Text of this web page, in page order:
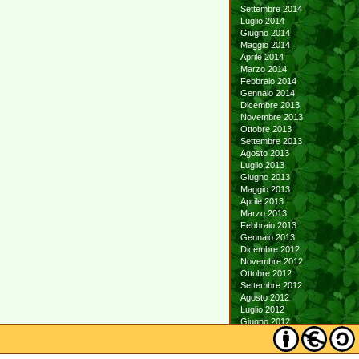
Settembre 2014
Luglio 2014
Giugno 2014
Maggio 2014
Aprile 2014
Marzo 2014
Febbraio 2014
Gennaio 2014
Dicembre 2013
Novembre 2013
Ottobre 2013
Settembre 2013
Agosto 2013
Luglio 2013
Giugno 2013
Maggio 2013
Aprile 2013
Marzo 2013
Febbraio 2013
Gennaio 2013
Dicembre 2012
Novembre 2012
Ottobre 2012
Settembre 2012
Agosto 2012
Luglio 2012
Giugno 2012
Maggio 2012
Aprile 2012